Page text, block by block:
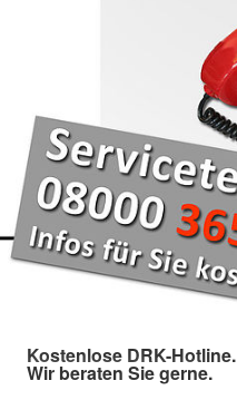
Kostenlose DRK-Hotline.
Wir beraten Sie gerne.